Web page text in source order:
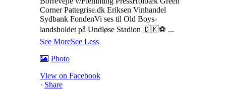
CornerPattegrise.dk Eriksen Vinhandel
Sydbank FondenVi ses til Old Boys-
landsholdet på Undløse Stadion 🇩🇰⚽️ ...
See MoreSee Less
Photo
View on Facebook
· Share